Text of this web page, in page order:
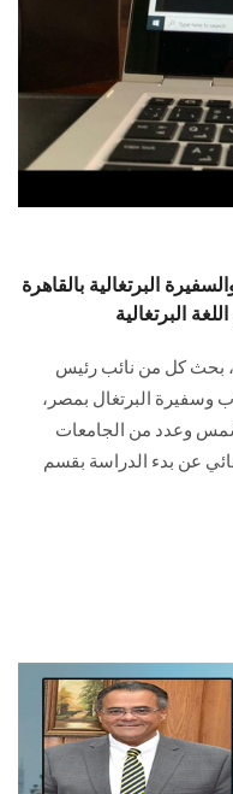
البرتغالية بالقاهرة
البرتغالية
بحث كل من نائب رئيس
وسفيرة البرتغال بمصر،
وعدد من الجامعات
عن بدء الدراسة بقسم